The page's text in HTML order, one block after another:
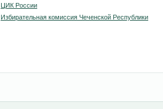
ЦИК России
Избирательная комиссия Чеченской Республики